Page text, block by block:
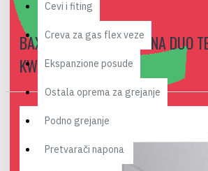
Cevi i fiting
Creva za gas flex veze
Ekspanzione posude
Ostala oprema za grejanje
Podno grejanje
Pretvarači napona
BAXI KOTAO NA GAS LUNA DUO
KW)